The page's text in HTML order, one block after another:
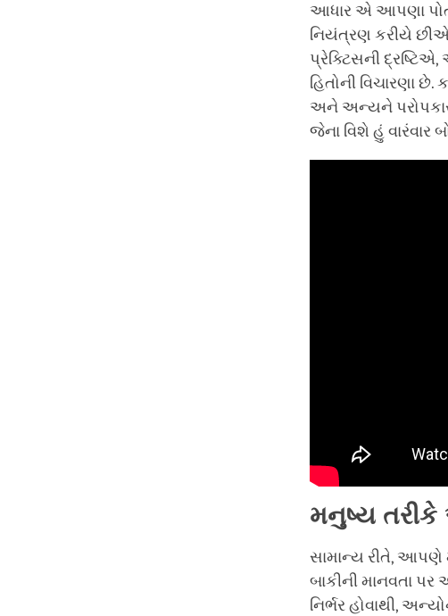
આધાર એ આપણા
નિયંત્રણ કરીયે
પ્રેક્ટિસની
હિતોની વિચારણા
અને અન્યને
જેના વિશે હું વારંવાર
મનુષ્ય તરીકે
સામાન્ય રીતે, આપણે
બાકીની માનવતા
નિર્ભર હોવાથી,